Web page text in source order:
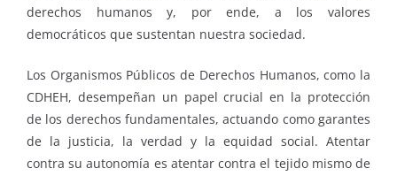
derechos humanos y, por ende, a los valores
democráticos que sustentan nuestra sociedad.
Los Organismos Públicos de Derechos Humanos, como la
CDHEH, desempeñan un papel crucial en la protección
de los derechos fundamentales, actuando como garantes
de la justicia, la verdad y la equidad social. Atentar
contra su autonomía es atentar contra el tejido mismo de